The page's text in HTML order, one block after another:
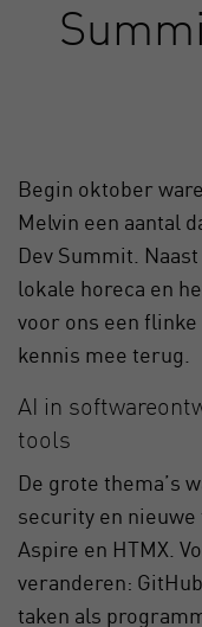
Begin oktober
Melvin een aantal
Dev Summit.
lokale horeca en
voor ons een
kennis mee terug.
AI in
tools
De grote thema’s
security en
Aspire en HTMX.
veranderen:
taken als